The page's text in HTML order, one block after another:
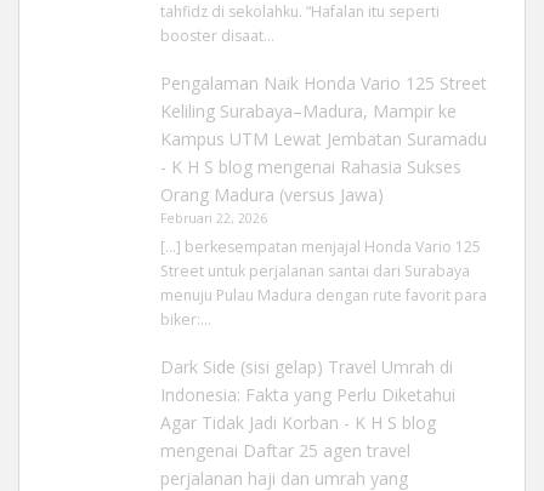
tahfidz di sekolahku. “Hafalan itu seperti
booster disaat…
Pengalaman Naik Honda Vario 125 Street
Keliling Surabaya–Madura, Mampir ke
Kampus UTM Lewat Jembatan Suramadu
- K H S blogmengenai Rahasia Sukses
Orang Madura (versus Jawa)
Februari 22, 2026
[…] berkesempatan menjajal Honda Vario 125
Street untuk perjalanan santai dari Surabaya
menuju Pulau Madura dengan rute favorit para
biker:…
Dark Side (sisi gelap) Travel Umrah di
Indonesia: Fakta yang Perlu Diketahui
Agar Tidak Jadi Korban - K H S blog
mengenai Daftar 25 agen travel
perjalanan haji dan umrah yang